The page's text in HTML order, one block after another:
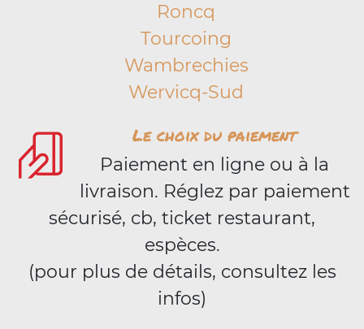
Roncq
Tourcoing
Wambrechies
Wervicq-Sud
Le choix du paiement
Paiement en ligne ou à la
livraison. Réglez par paiement
sécurisé, cb, ticket restaurant,
espèces.
(pour plus de détails, consultez les
infos)